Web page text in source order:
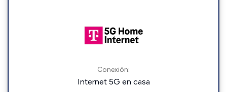
Conexión:
Internet 5G en casa